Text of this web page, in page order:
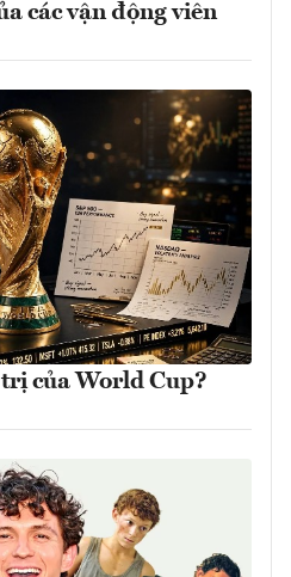
các vận động viên
của World Cup?